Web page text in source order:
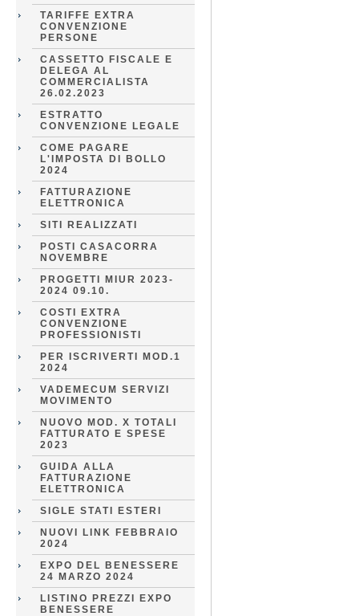
TARIFFE EXTRA
CONVENZIONE
PERSONE
CASSETTO FISCALE E
DELEGA AL
COMMERCIALISTA
26.02.2023
ESTRATTO
CONVENZIONE LEGALE
COME PAGARE
L'IMPOSTA DI BOLLO
2024
FATTURAZIONE
ELETTRONICA
SITI REALIZZATI
POSTI CASACORRA
NOVEMBRE
PROGETTI MIUR 2023-
2024 09.10.
COSTI EXTRA
CONVENZIONE
PROFESSIONISTI
PER ISCRIVERTI MOD.1
2024
VADEMECUM SERVIZI
MOVIMENTO
NUOVO MOD. X TOTALI
FATTURATO E SPESE
2023
GUIDA ALLA
FATTURAZIONE
ELETTRONICA
SIGLE STATI ESTERI
NUOVI LINK FEBBRAIO
2024
EXPO DEL BENESSERE
24 MARZO 2024
LISTINO PREZZI EXPO
BENESSERE